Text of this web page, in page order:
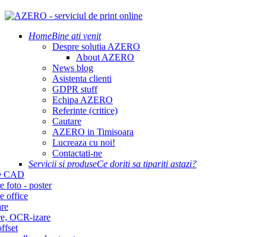
HomeBine ati venit
Despre solutia AZERO
About AZERO
News blog
Asistenta clienti
GDPR stuff
Echipa AZERO
Referinte (critice)
Cautare
AZERO in Timisoara
Lucreaza cu noi!
Contactati-ne
Servicii si produseCe doriti sa tipariti astazi?
CAD
foto - poster
office
OCR-izare